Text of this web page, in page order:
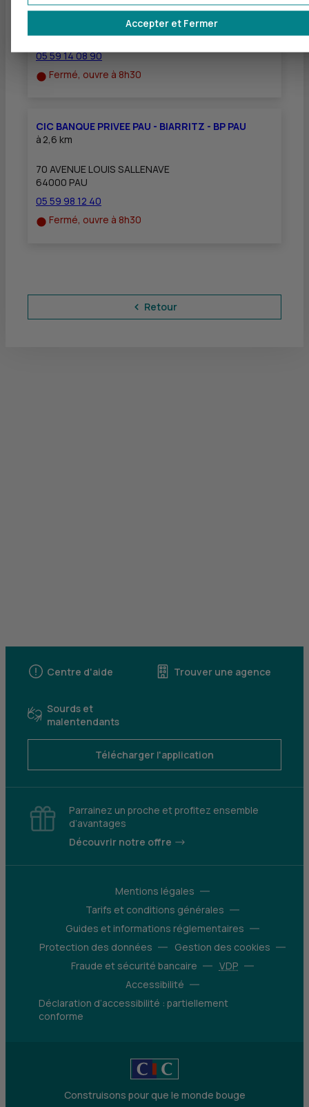
70 AVENUE LOUIS SALLENAVE
64000 PAU
05 59 14 08 90
Fermé, ouvre à 8h30
CIC BANQUE PRIVEE PAU - BIARRITZ - BP PAU
à 2,6 km
70 AVENUE LOUIS SALLENAVE
64000 PAU
05 59 98 12 40
Fermé, ouvre à 8h30
Retour
Centre d'aide Trouver une agence
Sourds et
malentendants
Télécharger l'application
Parrainez un proche et profitez ensemble
d’avantages
Découvrir notre offre
Mentions légales
Tarifs et conditions générales
Guides et informations réglementaires
Protection des données
Gestion des cookies
Fraude et sécurité bancaire
VDP
Accessibilité
Déclaration d’accessibilité : partiellement
conforme
Construisons pour que le monde bouge
Accepter et Fermer